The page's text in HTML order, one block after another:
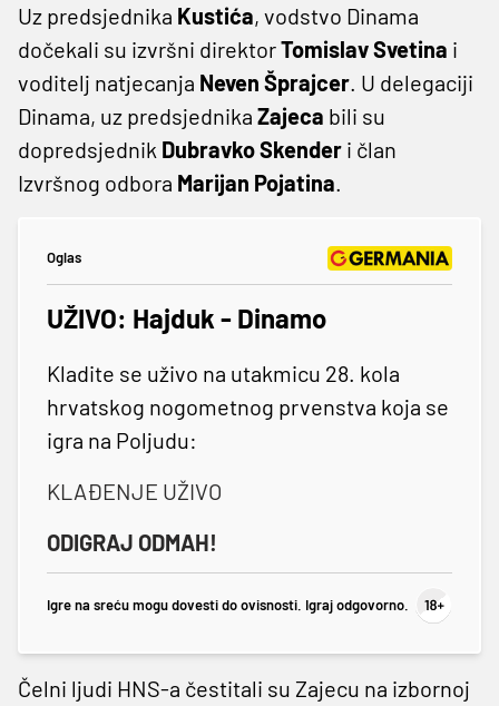
Uz predsjednika Kustića, vodstvo Dinama
dočekali su izvršni direktorTomislav Svetina i
voditelj natjecanja Neven Šprajcer. U delegaciji
Dinama, uz predsjednika Zajeca bili su
dopredsjednik Dubravko Skender i član
Izvršnog odbora Marijan Pojatina.
Oglas
UŽIVO: Hajduk - Dinamo
Kladite se uživo na utakmicu 28. kola
hrvatskog nogometnog prvenstva koja se
igra na Poljudu:
KLAĐENJE UŽIVO
ODIGRAJ ODMAH!
Igre na sreću mogu dovesti do ovisnosti. Igraj odgovorno.
Čelni ljudi HNS-a čestitali su Zajecu na izbornoj